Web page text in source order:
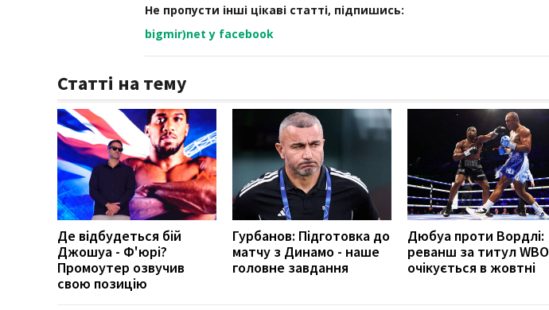
Не пропусти інші цікаві статті, підпишись:
bigmir)net у facebook
Статті на тему
Де відбудеться бій
Джошуа - Ф'юрі?
Промоутер озвучив
свою позицію
Гурбанов: Підготовка до
матчу з Динамо - наше
головне завдання
Дюбуа проти Вордлі:
реванш за титул WBO
очікується в жовтні